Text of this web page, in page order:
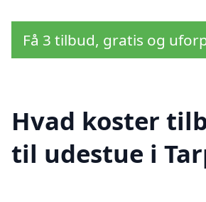
Få 3 tilbud, gratis og
Hvad koster
til udestue i